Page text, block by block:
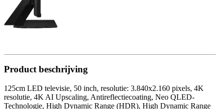
Product beschrijving
125cm LED televisie, 50 inch, resolutie: 3.840x2.160 pixels, 4K
resolutie, 4K AI Upscaling, Antireflectiecoating, Neo QLED-
Technologie, High Dynamic Range (HDR), High Dynamic Range